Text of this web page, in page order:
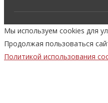
Мы используем cookies для
Продолжая пользоваться
Политикой использования